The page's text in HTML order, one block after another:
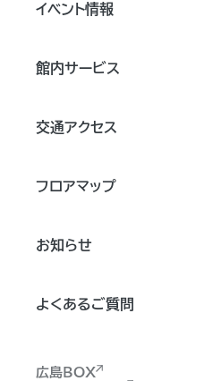
イベント情報
館内サービス
交通アクセス
フロアマップ
お知らせ
よくあるご質問
広島BOX